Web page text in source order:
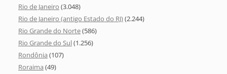
Rio de Janeiro (3.048)
Rio de Janeiro (antigo Estado do RJ)(2.244)
Rio Grande do Norte(586)
Rio Grande do Sul(1.256)
Rondônia (107)
Roraima (49)